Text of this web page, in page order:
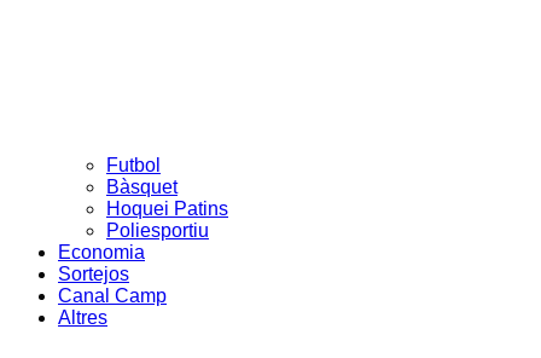
Futbol
Bàsquet
Hoquei Patins
Poliesportiu
Economia
Sortejos
Canal Camp
Altres